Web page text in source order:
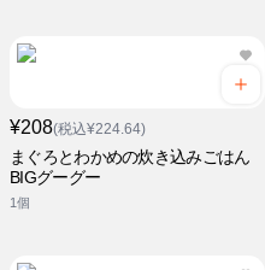
¥208(税込¥224.64)
まぐろとわかめの炊き込みごはん
BIGグーグー
1個